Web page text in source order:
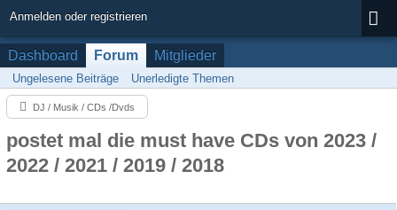
Anmelden oder registrieren
Dashboard Forum Mitglieder
Ungelesene Beiträge Unerledigte Themen
DJ / Musik / CDs /Dvds
postet mal die must have CDs von 2023 /
2022 / 2021 / 2019 / 2018